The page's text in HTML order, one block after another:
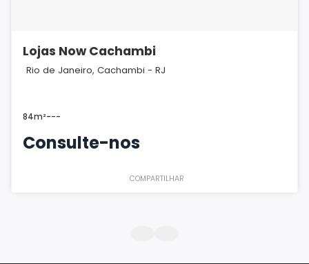
Lojas Now Cachambi
Rio de Janeiro, Cachambi - RJ
84m²---
Consulte-nos
COMPARTILHAR